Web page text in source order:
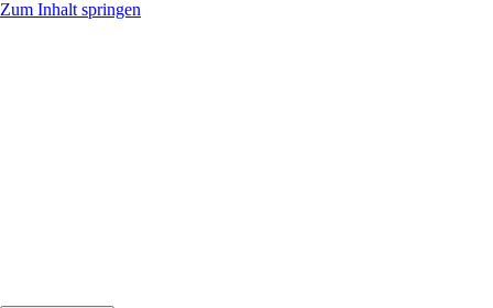
Zum Inhalt springen